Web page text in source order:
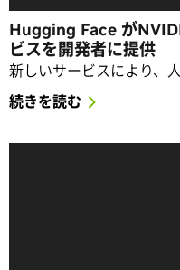
Hugging Face が
ビスを開発者に提供
新しいサービスにより、
続きを読む